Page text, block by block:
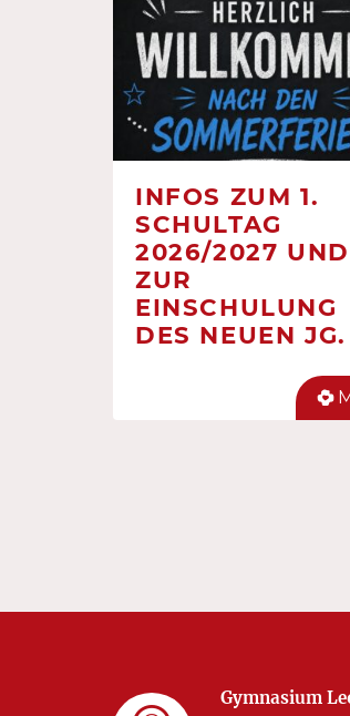
INFOS ZUM 1.
SCHULTAG
2026/2027 UND
ZUR
EINSCHULUNG
DES NEUEN
Gymnasium